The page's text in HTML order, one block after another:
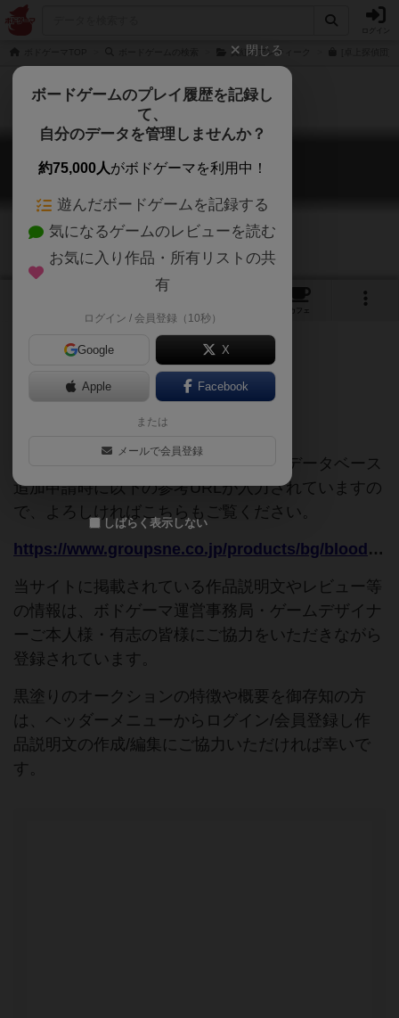
真紅のアンティーク
黒塗りのオークション
Black Covered Auction
カフェ
卓上探偵団
ご協力ください
このページは情報が不足しています。データベース
追加申請時に以下の参考URLが入力されていますの
で、よろしければこちらもご覧ください。
https://www.groupsne.co.jp/products/bg/bloodyantique/t_10.html
当サイトに掲載されている作品説明文やレビュー等
の情報は、ボドゲーマ運営事務局・ゲームデザイナ
ーご本人様・有志の皆様にご協力をいただきながら
登録されています。
黒塗りのオークションの特徴や概要を御存知の方
は、ヘッダーメニューからログイン/会員登録し作
品説明文の作成/編集にご協力いただければ幸いで
す。
閉じる
ボードゲームのプレイ履歴を記録し
て、
自分のデータを管理しませんか？
約75,000人がボドゲーマを利用中！
遊んだボードゲームを記録する
気になるゲームのレビューを読む
お気に入り作品・所有リストの共
有
ログイン / 会員登録（10秒）
Google X
Apple Facebook
または
メールで会員登録
しばらく表示しない